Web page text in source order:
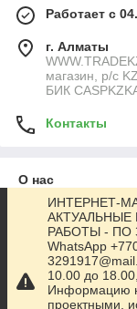
Работает с
г. Алматы
магазин, р/с
БИК
Контакты
О нас
Контакты
Доставка и оплата
ИНТЕРНЕТ-
РАБОТЫ - ПО
WhatsApp
10.00 до
Информацию
проектными,